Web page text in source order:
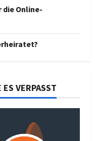
die Online-
VERPASST